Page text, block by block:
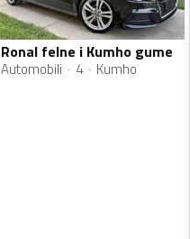
Ronal felne i Kumho gume
Automobili 4 Kumho